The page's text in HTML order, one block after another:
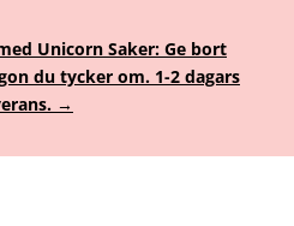
Unicorn Saker: Ge bort
du tycker om. 1-2 dagars
→